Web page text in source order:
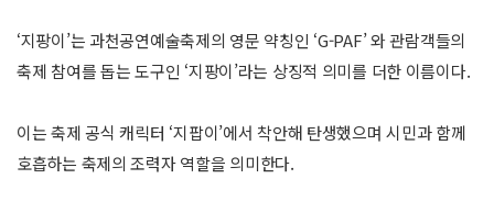
‘지팡이’는 과천공연예술축제의 영문 약칭인 ‘G-PAF’ 와 관람객들의
축제 참여를 돕는 도구인 ‘지팡이’라는 상징적 의미를 더한 이름이다.
이는 축제 공식 캐릭터 ‘지팝이’에서 착안해 탄생했으며 시민과 함께
호흡하는 축제의 조력자 역할을 의미한다.